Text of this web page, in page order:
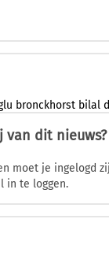
bronckhorst bilal
van dit nieuws?
moet je ingelogd
in te loggen.